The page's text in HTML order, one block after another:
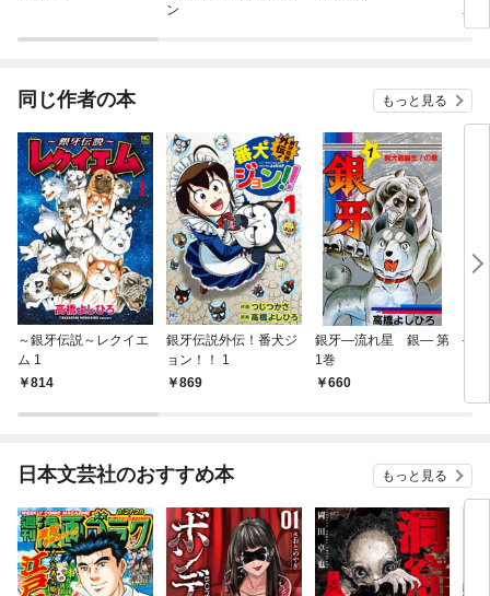
ン
ユ
同じ作者の本 もっと見る
～銀牙伝説～レクイエ
ム 1
814
銀牙伝説外伝！番犬ジ
ョン！！ 1
869
銀牙―流れ星 銀― 第
1巻
660
―甲
日本文芸社のおすすめ本 もっと見る